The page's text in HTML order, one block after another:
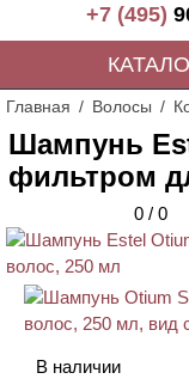
+7 (495)
Главная Волосы
Шампунь
фильтром
0 / 0
В наличии